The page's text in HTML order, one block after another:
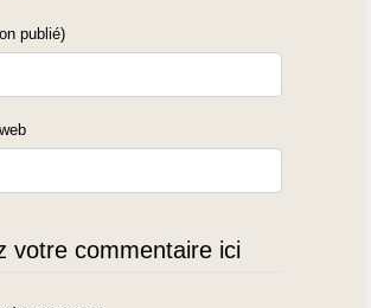
publié)
votre commentaire ici